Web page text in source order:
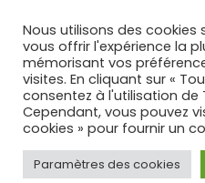
INFORMATIONS
Mentions légales
Politique relative aux cookies
Politique de confidentialité
Nous utilisons des cookies
vous offrir l'expérience la
mémorisant vos
visites. En cliquant sur «
consentez à l'utilisation de
Cependant, vous pouvez
cookies » pour fournir un
Paramètres des cookies